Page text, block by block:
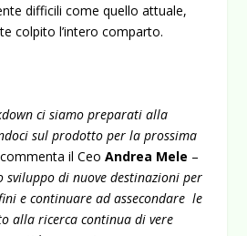
difficili come quello attuale,
colpito l’intero comparto.
ci siamo preparati alla
sul prodotto per la prossima
il CeoAndrea Mele –
sviluppo di nuove destinazioni per
e continuare ad assecondare le
alla ricerca continua di vere